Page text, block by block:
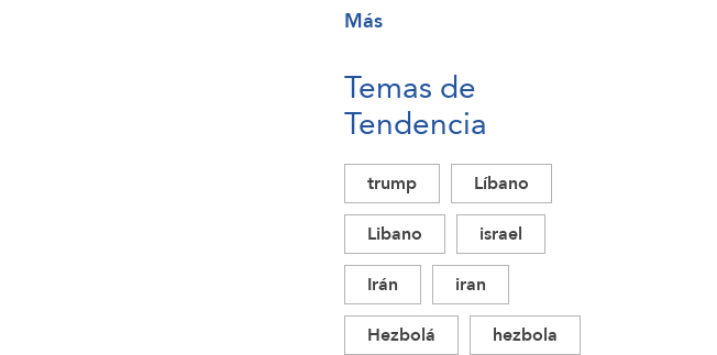
Más
Temas de
Tendencia
trump
Líbano
Libano
israel
Irán
iran
Hezbolá
hezbola